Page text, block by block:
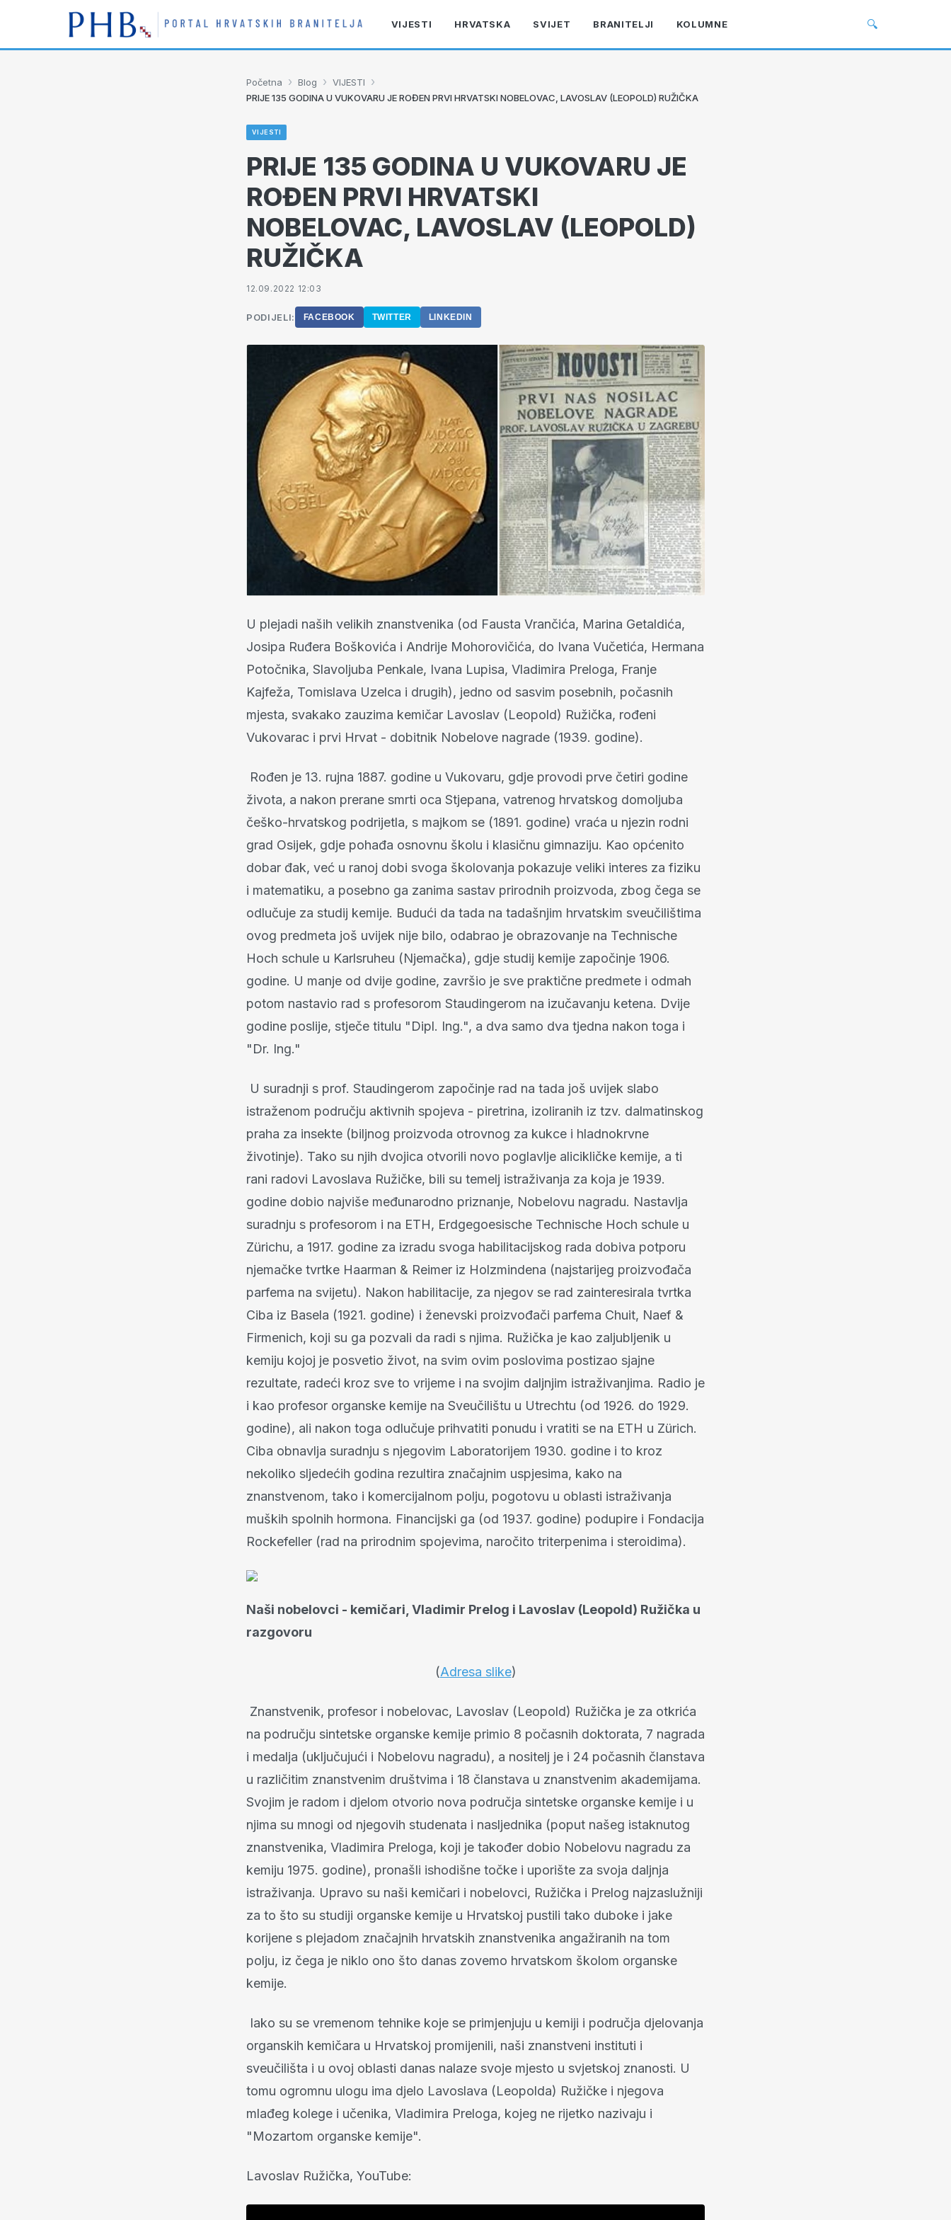
VIJESTI HRVATSKA SVIJET BRANITELJI KOLUMNE 🔍
Početna › Blog › VIJESTI ›
PRIJE 135 GODINA U VUKOVARU JE ROĐEN PRVI HRVATSKI NOBELOVAC, LAVOSLAV (LEOPOLD) RUŽIČKA
VIJESTI
PRIJE 135 GODINA U VUKOVARU JE
ROĐEN PRVI HRVATSKI
NOBELOVAC, LAVOSLAV (LEOPOLD)
RUŽIČKA
12.09.2022 12:03
PODIJELI: FACEBOOK TWITTER LINKEDIN
U plejadi naših velikih znanstvenika (od Fausta Vrančića, Marina Getaldića,
Josipa Ruđera Boškovića i Andrije Mohorovičića, do Ivana Vučetića, Hermana
Potočnika, Slavoljuba Penkale, Ivana Lupisa, Vladimira Preloga, Franje
Kajfeža, Tomislava Uzelca i drugih), jedno od sasvim posebnih, počasnih
mjesta, svakako zauzima kemičar Lavoslav (Leopold) Ružička, rođeni
Vukovarac i prvi Hrvat - dobitnik Nobelove nagrade (1939. godine).
Rođen je 13. rujna 1887. godine u Vukovaru, gdje provodi prve četiri godine
života, a nakon prerane smrti oca Stjepana, vatrenog hrvatskog domoljuba
češko-hrvatskog podrijetla, s majkom se (1891. godine) vraća u njezin rodni
grad Osijek, gdje pohađa osnovnu školu i klasičnu gimnaziju. Kao općenito
dobar đak, već u ranoj dobi svoga školovanja pokazuje veliki interes za fiziku
i matematiku, a posebno ga zanima sastav prirodnih proizvoda, zbog čega se
odlučuje za studij kemije. Budući da tada na tadašnjim hrvatskim sveučilištima
ovog predmeta još uvijek nije bilo, odabrao je obrazovanje na Technische
Hoch schule u Karlsruheu (Njemačka), gdje studij kemije započinje 1906.
godine. U manje od dvije godine, završio je sve praktične predmete i odmah
potom nastavio rad s profesorom Staudingerom na izučavanju ketena. Dvije
godine poslije, stječe titulu "Dipl. Ing.", a dva samo dva tjedna nakon toga i
"Dr. Ing."
U suradnji s prof. Staudingerom započinje rad na tada još uvijek slabo
istraženom području aktivnih spojeva - piretrina, izoliranih iz tzv. dalmatinskog
praha za insekte (biljnog proizvoda otrovnog za kukce i hladnokrvne
životinje). Tako su njih dvojica otvorili novo poglavlje alicikličke kemije, a ti
rani radovi Lavoslava Ružičke, bili su temelj istraživanja za koja je 1939.
godine dobio najviše međunarodno priznanje, Nobelovu nagradu. Nastavlja
suradnju s profesorom i na ETH, Erdgegoesische Technische Hoch schule u
Zürichu, a 1917. godine za izradu svoga habilitacijskog rada dobiva potporu
njemačke tvrtke Haarman & Reimer iz Holzmindena (najstarijeg proizvođača
parfema na svijetu). Nakon habilitacije, za njegov se rad zainteresirala tvrtka
Ciba iz Basela (1921. godine) i ženevski proizvođači parfema Chuit, Naef &
Firmenich, koji su ga pozvali da radi s njima. Ružička je kao zaljubljenik u
kemiju kojoj je posvetio život, na svim ovim poslovima postizao sjajne
rezultate, radeći kroz sve to vrijeme i na svojim daljnjim istraživanjima. Radio je
i kao profesor organske kemije na Sveučilištu u Utrechtu (od 1926. do 1929.
godine), ali nakon toga odlučuje prihvatiti ponudu i vratiti se na ETH u Zürich.
Ciba obnavlja suradnju s njegovim Laboratorijem 1930. godine i to kroz
nekoliko sljedećih godina rezultira značajnim uspjesima, kako na
znanstvenom, tako i komercijalnom polju, pogotovu u oblasti istraživanja
muških spolnih hormona. Financijski ga (od 1937. godine) podupire i Fondacija
Rockefeller (rad na prirodnim spojevima, naročito triterpenima i steroidima).
Naši nobelovci - kemičari, Vladimir Prelog i Lavoslav (Leopold) Ružička u
razgovoru
(Adresa slike)
Znanstvenik, profesor i nobelovac, Lavoslav (Leopold) Ružička je za otkrića
na području sintetske organske kemije primio 8 počasnih doktorata, 7 nagrada
i medalja (uključujući i Nobelovu nagradu), a nositelj je i 24 počasnih članstava
u različitim znanstvenim društvima i 18 članstava u znanstvenim akademijama.
Svojim je radom i djelom otvorio nova područja sintetske organske kemije i u
njima su mnogi od njegovih studenata i nasljednika (poput našeg istaknutog
znanstvenika, Vladimira Preloga, koji je također dobio Nobelovu nagradu za
kemiju 1975. godine), pronašli ishodišne točke i uporište za svoja daljnja
istraživanja. Upravo su naši kemičari i nobelovci, Ružička i Prelog najzaslužniji
za to što su studiji organske kemije u Hrvatskoj pustili tako duboke i jake
korijene s plejadom značajnih hrvatskih znanstvenika angažiranih na tom
polju, iz čega je niklo ono što danas zovemo hrvatskom školom organske
kemije.
Iako su se vremenom tehnike koje se primjenjuju u kemiji i područja djelovanja
organskih kemičara u Hrvatskoj promijenili, naši znanstveni instituti i
sveučilišta i u ovoj oblasti danas nalaze svoje mjesto u svjetskoj znanosti. U
tomu ogromnu ulogu ima djelo Lavoslava (Leopolda) Ružičke i njegova
mlađeg kolege i učenika, Vladimira Preloga, kojeg ne rijetko nazivaju i
"Mozartom organske kemije".
Lavoslav Ružička, YouTube: